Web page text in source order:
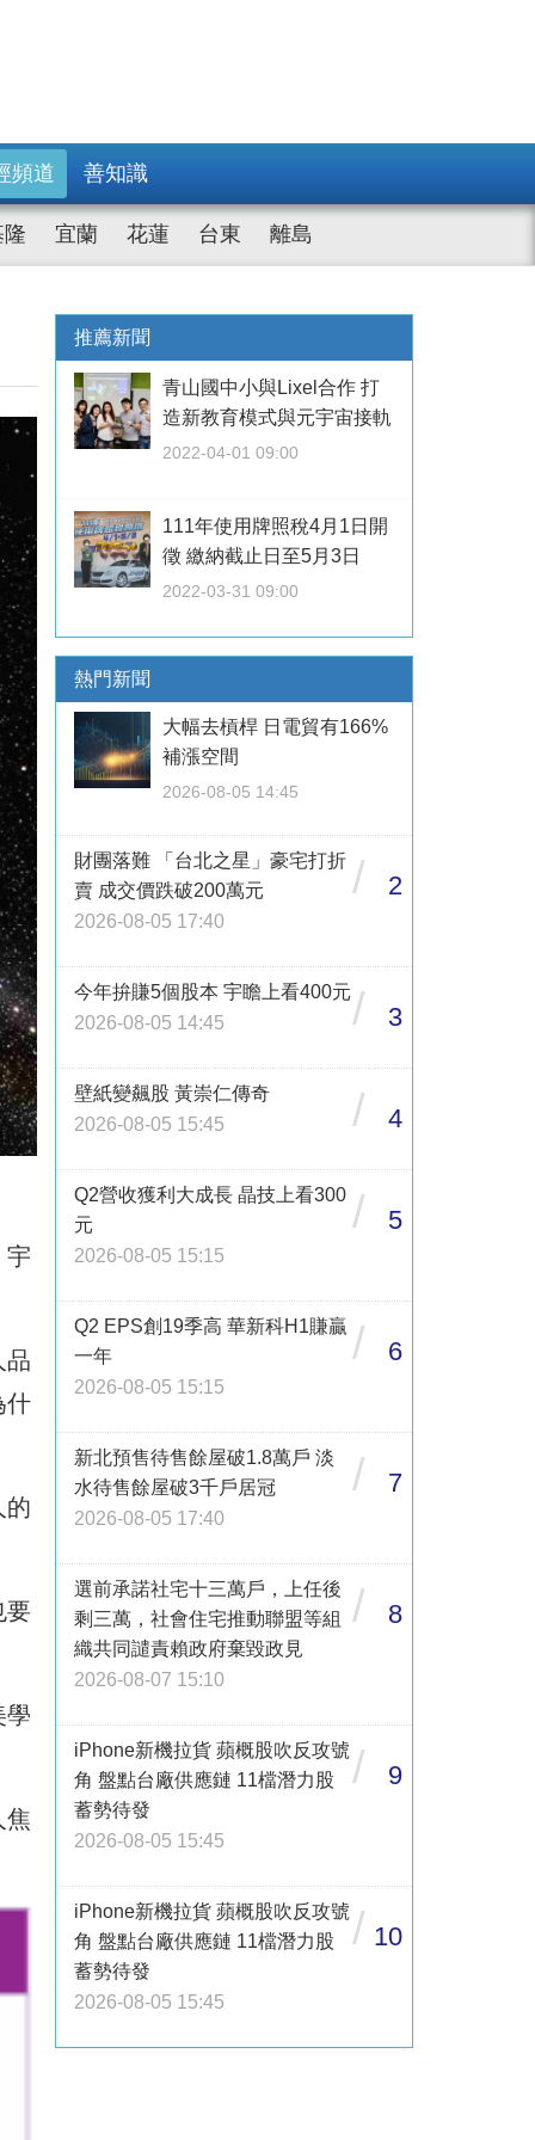
頻道 善知識
隆 宜蘭 花蓮 台東 離島
宇
品
什
的
要
學
焦
推薦新聞
青山國中小與Lixel合作 打
造新教育模式與元宇宙接軌
2022-04-01 09:00
111年使用牌照稅4月1日開
徵 繳納截止日至5月3日
2022-03-31 09:00
熱門新聞
大幅去槓桿 日電貿有166%
補漲空間
2026-08-05 14:45
財團落難 「台北之星」豪宅打折
賣 成交價跌破200萬元
2026-08-05 17:40
/ 2
今年拚賺5個股本 宇瞻上看400元
2026-08-05 14:45
/ 3
壁紙變飆股 黃崇仁傳奇
2026-08-05 15:45
/ 4
Q2營收獲利大成長 晶技上看300
元
2026-08-05 15:15
/ 5
Q2 EPS創19季高 華新科H1賺贏
一年
2026-08-05 15:15
/ 6
新北預售待售餘屋破1.8萬戶 淡
水待售餘屋破3千戶居冠
2026-08-05 17:40
/ 7
選前承諾社宅十三萬戶，上任後
剩三萬，社會住宅推動聯盟等組
織共同譴責賴政府棄毀政見
2026-08-07 15:10
/ 8
iPhone新機拉貨 蘋概股吹反攻號
角 盤點台廠供應鏈 11檔潛力股
蓄勢待發
2026-08-05 15:45
/ 9
iPhone新機拉貨 蘋概股吹反攻號
角 盤點台廠供應鏈 11檔潛力股
蓄勢待發
2026-08-05 15:45
/ 10